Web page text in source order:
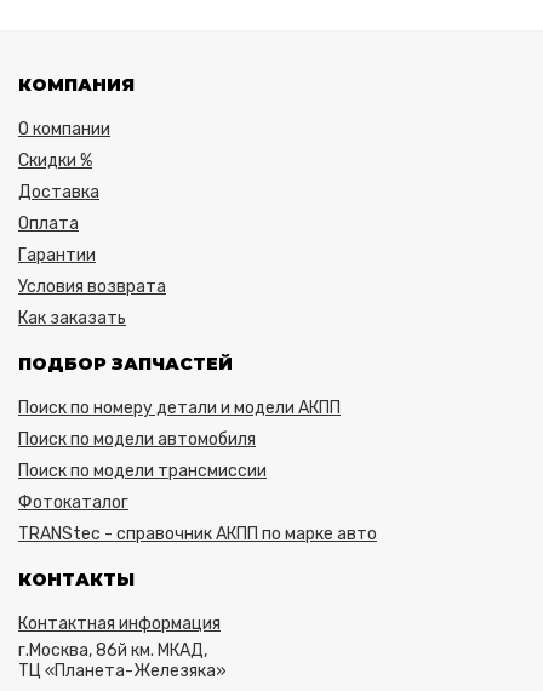
КОМПАНИЯ
О компании
Скидки %
Доставка
Оплата
Гарантии
Условия возврата
Как заказать
ПОДБОР ЗАПЧАСТЕЙ
Поиск по номеру детали и модели АКПП
Поиск по модели автомобиля
Поиск по модели трансмиссии
Фотокаталог
TRANStec - справочник АКПП по марке авто
КОНТАКТЫ
Контактная информация
г.Москва, 86й км. МКАД,
ТЦ «Планета-Железяка»